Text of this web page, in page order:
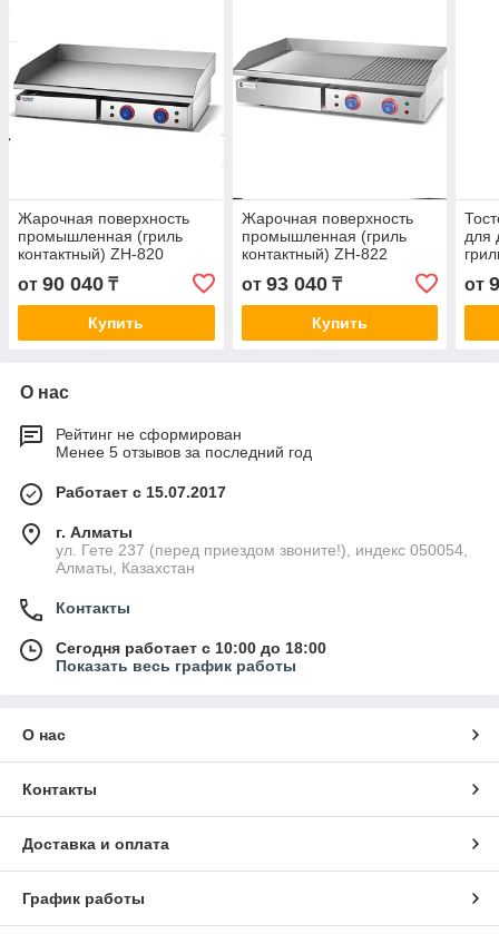
Жарочная поверхность
промышленная (гриль
контактный) ZH-820
от 90 040 ₸
Купить
Жарочная поверхность
промышленная (гриль
контактный) ZH-822
от 93 040₸
Купить
для
от
О нас
Рейтинг не сформирован
Менее 5 отзывов за последний год
Работает с 15.07.2017
г. Алматы
ул. Гете 237 (перед приездом звоните!), индекс 050054,
Алматы, Казахстан
Контакты
Сегодня работает с 10:00 до 18:00
Показать весь график работы
О нас
Контакты
Доставка и оплата
График работы